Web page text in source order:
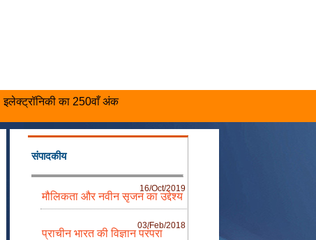
इलेक्ट्रॉनिकी का 250वाँ अंक
संपादकीय
16/Oct/2019
मौलिकता और नवीन सृजन का उद्देश्य
03/Feb/2018
प्राचीन भारत की विज्ञान परंपरा